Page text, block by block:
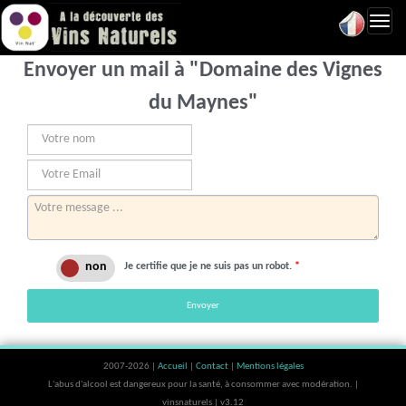
Envoyer un mail à "Domaine des Vignes
du Maynes"
Je certifie que je ne suis pas un robot. *
Envoyer
2007-2026 | Accueil Contact
Mentions légales
L'abus d'alcool est dangereux pour la santé, à consommer avec modération. |
vinsnaturels | v3.12